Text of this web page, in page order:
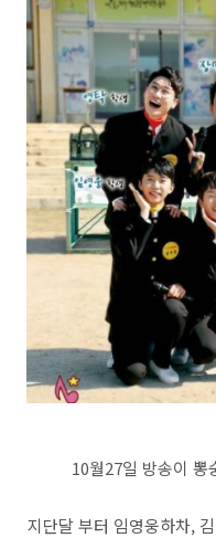
10월27일 방송이 뽕
지단달 부터 임영웅하차,